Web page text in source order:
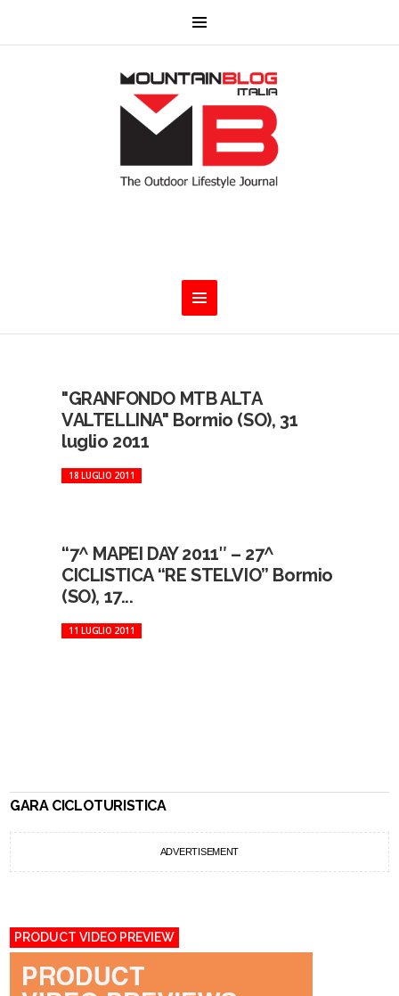
"GRANFONDO MTB ALTA
VALTELLINA" Bormio (SO), 31
luglio 2011
18 LUGLIO 2011
“7^ MAPEI DAY 2011″ – 27^
CICLISTICA “RE STELVIO” Bormio
(SO), 17...
11 LUGLIO 2011
GARA CICLOTURISTICA
ADVERTISEMENT
PRODUCT VIDEO PREVIEW